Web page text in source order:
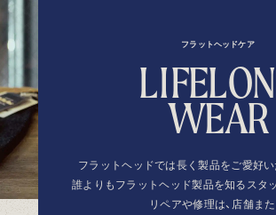
フラットヘッドケア
LIFELON
WEAR
フラットヘッドでは長く製品を ご愛好
誰よりもフラットヘッド製品を知るスタ
リペアや修理は、店舗ま